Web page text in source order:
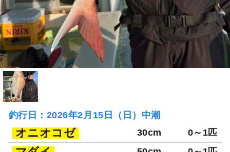
釣行日：2026年2月15日（日）中潮
オニオコゼ 30cm 0～1匹